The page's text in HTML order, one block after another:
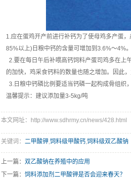
1.应在蛋鸡开产前进行补钙为了使母鸡多产蛋
85%以上)日粮中钙的含量可增加到3.6%～4%。
2.要在每日午后补喂高钙饲料产蛋司鸡多在
的加快，鸡采食钙料的数量也随之增加。因此
3.日粮中钙磷比例要适当钙磷一起构成骨组织
温馨提示：建议添加量3-5kg/吨
本文网址：http://www.sdhrmy.cn/news/428.html
关键词： 二甲酸钾,饲料级甲酸钙,饲料级双乙酸钠
上一篇： 双乙酸钠在养殖中的应用
下一篇： 饲料添加剂二甲酸钾是否会迎来春天？